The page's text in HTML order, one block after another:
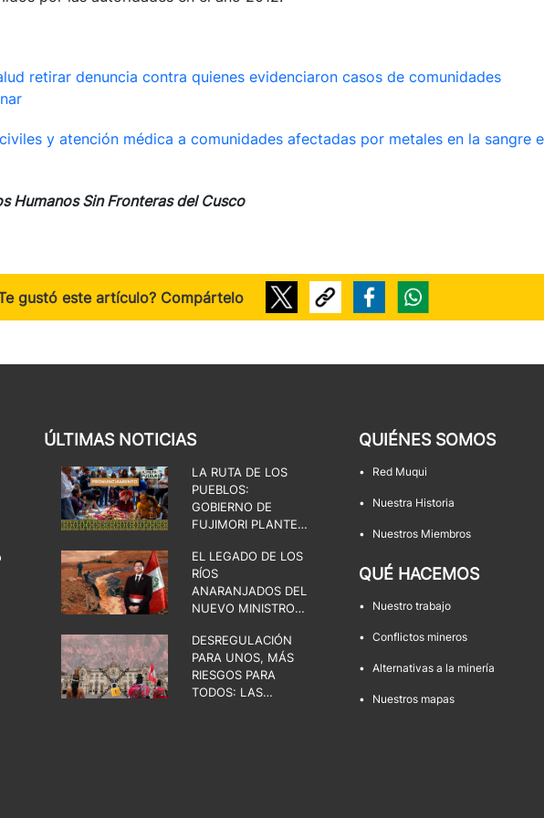
retirar denuncia contra quienes evidenciaron casos de comunidades
y atención médica a comunidades afectadas por metales en la sangre
Humanos Sin Fronteras del Cusco
gustó este artículo? Compártelo
ÚLTIMAS NOTICIAS
LA RUTA DE LOS
PUEBLOS:
GOBIERNO DE
FUJIMORI PLANTEA
EL ESTADO, LA
DEMOCRACIA Y LOS
TERRITORIOS
EL LEGADO DE LOS
RÍOS
ANARANJADOS DEL
NUEVO MINISTRO
MINAS
DESREGULACIÓN
PARA UNOS, MÁS
RIESGOS PARA
TODOS: LAS
QUIÉNES SOMOS
• Red Muqui
• Nuestra Historia
• Nuestros Miembros
QUÉ HACEMOS
• Nuestro trabajo
• Conflictos mineros
• Alternativas a la minería
• Nuestros mapas